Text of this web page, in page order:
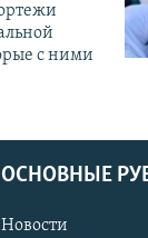
с ними
ОСНОВНЫЕ
Новости